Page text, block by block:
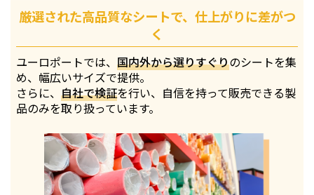
厳選された高品質なシートで、仕上がりに差がつ
く
ユーロポートでは、国内外から選りすぐりのシートを集
め、幅広いサイズで提供。
さらに、自社で検証を行い、自信を持って販売できる製
品のみを取り扱っています。